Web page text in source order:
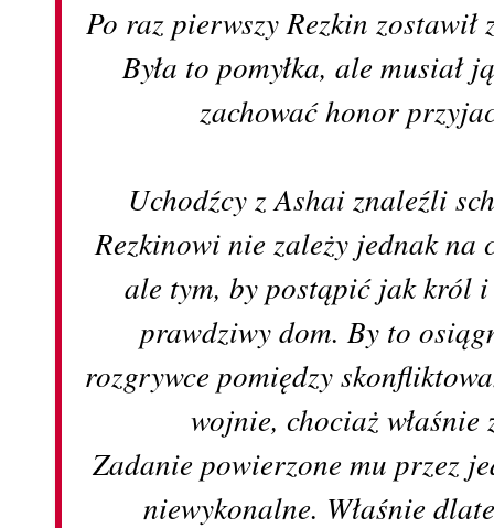
Po raz pierwszy Rezkin
Była to pomyłka, ale musiał
zachować honor
Uchodźcy z Ashai znaleźli
Rezkinowi nie zależy jednak na
ale tym, by postąpić jak król
prawdziwy dom. By to
rozgrywce pomiędzy
wojnie, chociaż
Zadanie powierzone mu przez
niewykonalne. Właśnie